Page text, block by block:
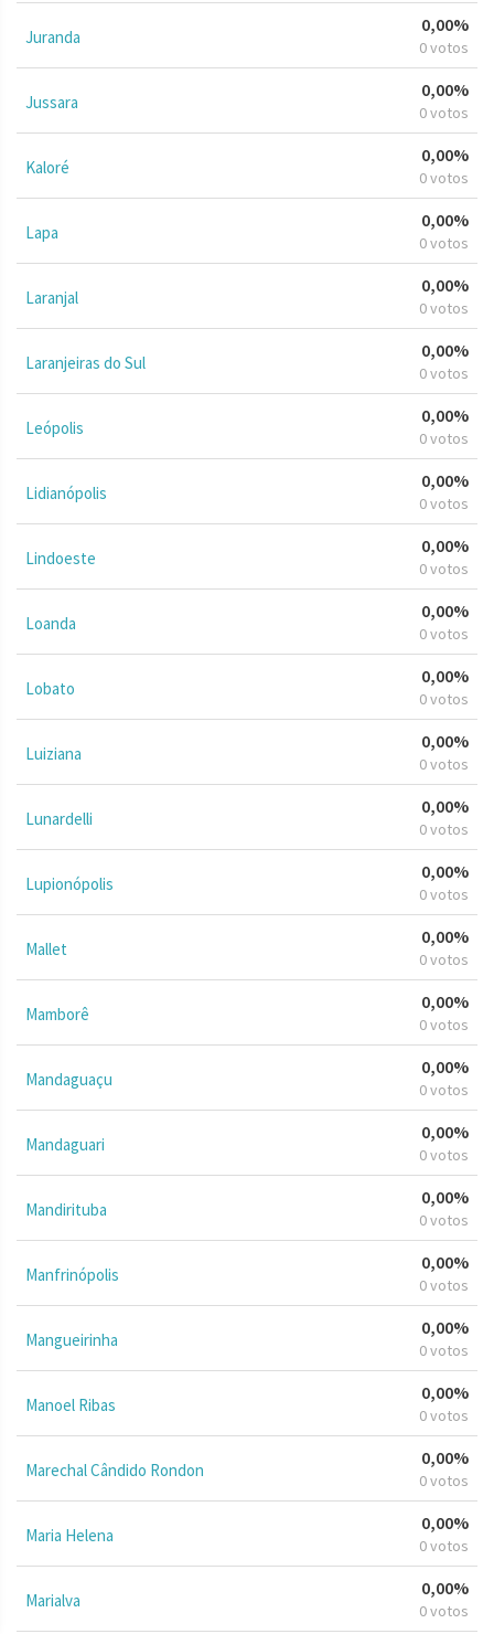
Juranda
0,00%
0 votos
Jussara
0,00%
0 votos
Kaloré
0,00%
0 votos
Lapa
0,00%
0 votos
Laranjal
0,00%
0 votos
Laranjeiras do Sul
0,00%
0 votos
Leópolis
0,00%
0 votos
Lidianópolis
0,00%
0 votos
Lindoeste
0,00%
0 votos
Loanda
0,00%
0 votos
Lobato
0,00%
0 votos
Luiziana
0,00%
0 votos
Lunardelli
0,00%
0 votos
Lupionópolis
0,00%
0 votos
Mallet
0,00%
0 votos
Mamborê
0,00%
0 votos
Mandaguaçu
0,00%
0 votos
Mandaguari
0,00%
0 votos
Mandirituba
0,00%
0 votos
Manfrinópolis
0,00%
0 votos
Mangueirinha
0,00%
0 votos
Manoel Ribas
0,00%
0 votos
Marechal Cândido Rondon
0,00%
0 votos
Maria Helena
0,00%
0 votos
Marialva
0,00%
0 votos